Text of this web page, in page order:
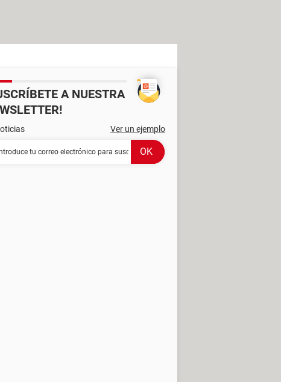
A NUESTRA
Ver un ejemplo